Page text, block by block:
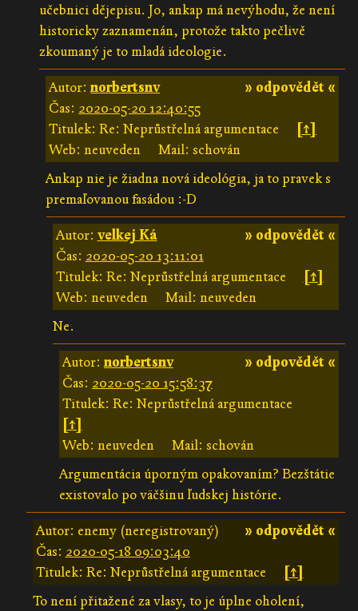
učebnici dějepisu. Jo, ankap má nevýhodu, že není
historicky zaznamenán, protože takto pečlivě
zkoumaný je to mladá ideologie.
» odpovědět «
Autor:norbertsnv
Čas: 2020-05-20 12:40:55
Titulek: Re: Neprůstřelná argumentace
[↑]
Web: neuveden
Mail: schován
Ankap nie je žiadna nová ideológia, ja to pravek s
premaľovanou fasádou :-D
» odpovědět «
Autor: velkej Ká
Čas: 2020-05-20 13:11:01
Titulek: Re: Neprůstřelná argumentace
[↑]
Web: neuveden
Mail: neuveden
Ne.
» odpovědět «
Autor:norbertsnv
Čas: 2020-05-20 15:58:37
Titulek: Re: Neprůstřelná argumentace
[↑]
Web: neuveden
Mail: schován
Argumentácia úporným opakovaním? Bezštátie
existovalo po väčšinu ľudskej histórie.
» odpovědět «
Autor: enemy (neregistrovaný)
Čas: 2020-05-18 09:03:40
Titulek: Re: Neprůstřelná argumentace
[↑]
To není přitažené za vlasy, to je úplne oholení,